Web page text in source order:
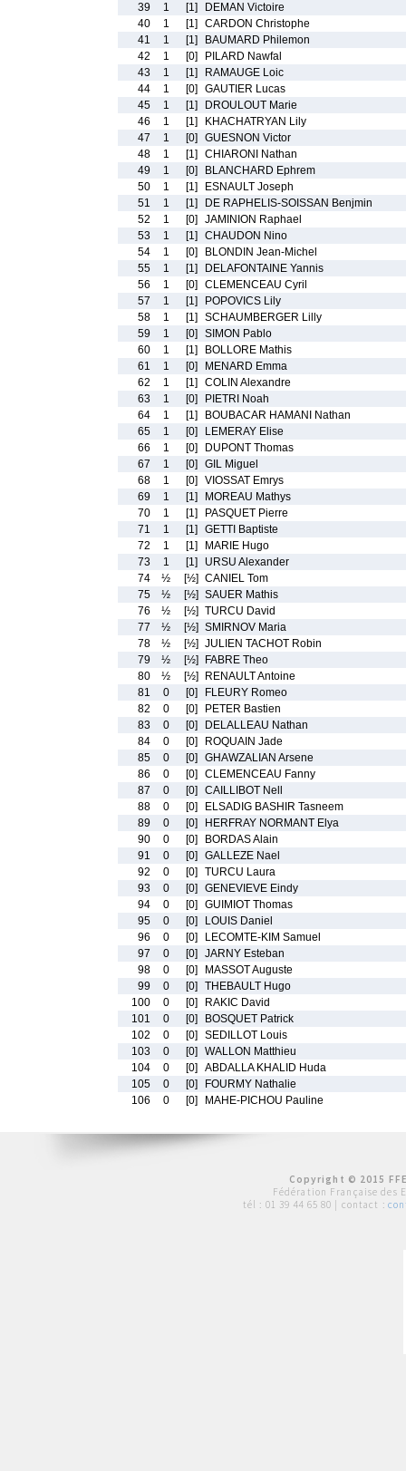
39
1 [1]
DEMAN Victoire
40
1 [1]
CARDON Christophe
41
1 [1]
BAUMARD Philemon
42
1 [0]
PILARD Nawfal
43
1 [1]
RAMAUGE Loic
44
1 [0]
GAUTIER Lucas
45
1 [1]
DROULOUT Marie
46
1 [1]
KHACHATRYAN Lily
47
1 [0]
GUESNON Victor
48
1 [1]
CHIARONI Nathan
49
1 [0]
BLANCHARD Ephrem
50
1 [1]
ESNAULT Joseph
51
1 [1]
DE RAPHELIS-SOISSAN Benjmin
52
1 [0]
JAMINION Raphael
53
1 [1]
CHAUDON Nino
54
1 [0]
BLONDIN Jean-Michel
55
1 [1]
DELAFONTAINE Yannis
56
1 [0]
CLEMENCEAU Cyril
57
1 [1]
POPOVICS Lily
58
1 [1]
SCHAUMBERGER Lilly
59
1 [0]
SIMON Pablo
60
1 [1]
BOLLORE Mathis
61
1 [0]
MENARD Emma
62
1 [1]
COLIN Alexandre
63
1 [0]
PIETRI Noah
64
1 [1]
BOUBACAR HAMANI Nathan
65
1 [0]
LEMERAY Elise
66
1 [0]
DUPONT Thomas
67
1 [0]
GIL Miguel
68
1 [0]
VIOSSAT Emrys
69
1 [1]
MOREAU Mathys
70
1 [1]
PASQUET Pierre
71
1 [1]
GETTI Baptiste
72
1 [1]
MARIE Hugo
73
1 [1]
URSU Alexander
74
½ [½] CANIEL Tom
75
½ [½] SAUER Mathis
76
½ [½] TURCU David
77
½ [½] SMIRNOV Maria
78
½ [½] JULIEN TACHOT Robin
79
½ [½]
FABRE Theo
80
½ [½]
RENAULT Antoine
81
0 [0]
FLEURY Romeo
82
0 [0]
PETER Bastien
83
0 [0]
DELALLEAU Nathan
84
0 [0]
ROQUAIN Jade
85
0 [0]
GHAWZALIAN Arsene
86
0 [0]
CLEMENCEAU Fanny
87
0 [0]
CAILLIBOT Nell
88
0 [0]
ELSADIG BASHIR Tasneem
89
0 [0]
HERFRAY NORMANT Elya
90
0 [0]
BORDAS Alain
91
0 [0]
GALLEZE Nael
92
0 [0]
TURCU Laura
93
0 [0]
GENEVIEVE Eindy
94
0 [0]
GUIMIOT Thomas
95
0 [0]
LOUIS Daniel
96
0 [0]
LECOMTE-KIM Samuel
97
0 [0]
JARNY Esteban
98
0 [0]
MASSOT Auguste
99
0 [0]
THEBAULT Hugo
100
0 [0]
RAKIC David
101
0 [0]
BOSQUET Patrick
102
0 [0]
SEDILLOT Louis
103
0 [0]
WALLON Matthieu
104
0 [0]
ABDALLA KHALID Huda
105
0 [0]
FOURMY Nathalie
106
0 [0] MAHE-PICHOU Pauline
Copyright © 2015
Fédération Française des
tél : 01 39 44 65 80 | contact :